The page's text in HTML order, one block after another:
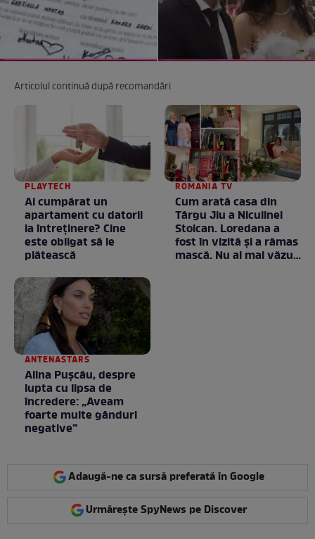
Articolul continuă după recomandări
PLAYTECH
Ai cumpărat un
apartament cu datorii
la întreținere? Cine
este obligat să le
plătească
ROMANIA TV
Cum arată casa din
Târgu Jiu a Niculinei
Stoican. Loredana a
fost în vizită și a rămas
mască. Nu ai mai văzut
ANTENASTARS
Alina Pușcău, despre
lupta cu lipsa de
încredere: „Aveam
foarte multe gânduri
negative”
Adaugă-ne ca sursă preferată în Google
Urmărește SpyNews pe Discover